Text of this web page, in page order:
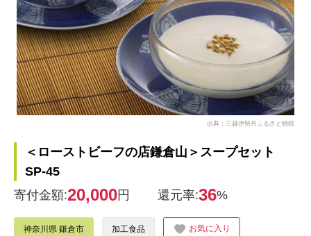
出典：三越伊勢丹ふるさと納税
＜ローストビーフの店鎌倉山＞スープセット
SP-45
寄付金額:20,000円 還元率:36%
神奈川県 鎌倉市 加工食品 お気に入り